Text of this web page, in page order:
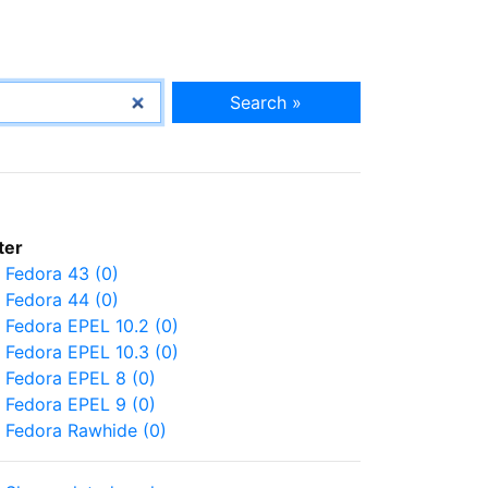
Search »
Fedora 43 (0)
Fedora 44 (0)
Fedora EPEL 10.2 (0)
Fedora EPEL 10.3 (0)
Fedora EPEL 8 (0)
Fedora EPEL 9 (0)
Fedora Rawhide (0)